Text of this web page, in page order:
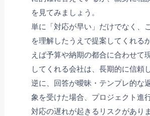
を見てみましょう。
単に「対応が早い」だけでなく、
を理解したうえで提案してくれる
えば予算や納期の都合に合わせて
してくれる会社は、長期的に信頼
逆に、回答が曖昧・テンプレ的な
象を受けた場合、プロジェクト進
対応の遅れが起きるリスクがありま